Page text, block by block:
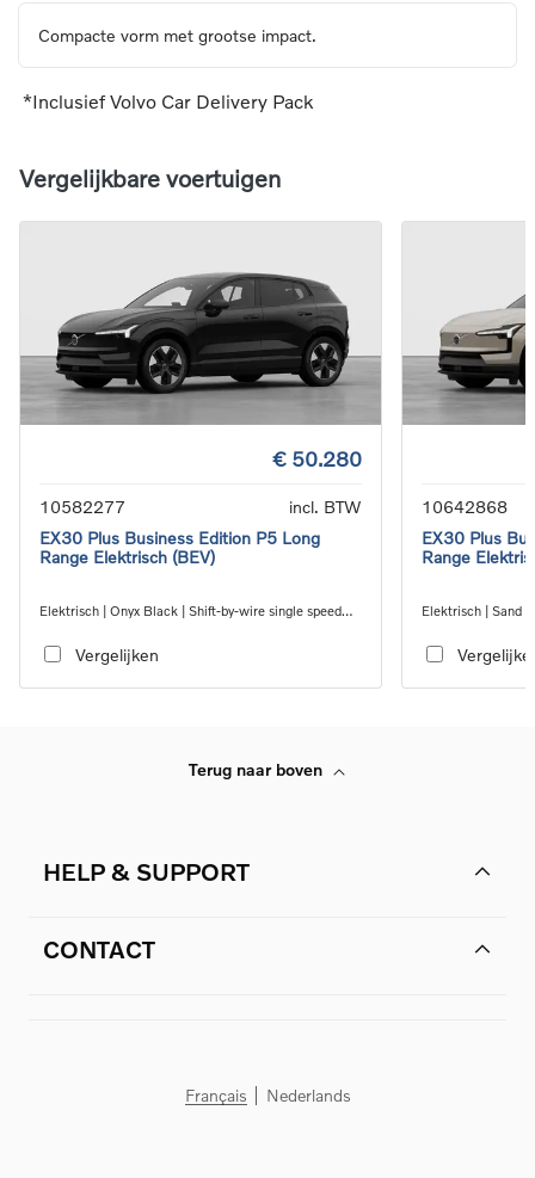
Compacte vorm met grootse impact.
*Inclusief Volvo Car Delivery Pack
Vergelijkbare voertuigen
€ 50.280
10582277
incl. BTW
EX30 Plus Business Edition P5 Long
Range Elektrisch (BEV)
Elektrisch | Onyx Black | Shift-by-wire single speed
Vergelijken
10642868
EX30 Plus
Range
Elektrisch | Sand
Terug naar boven
HELP & SUPPORT
CONTACT
Français Nederlands